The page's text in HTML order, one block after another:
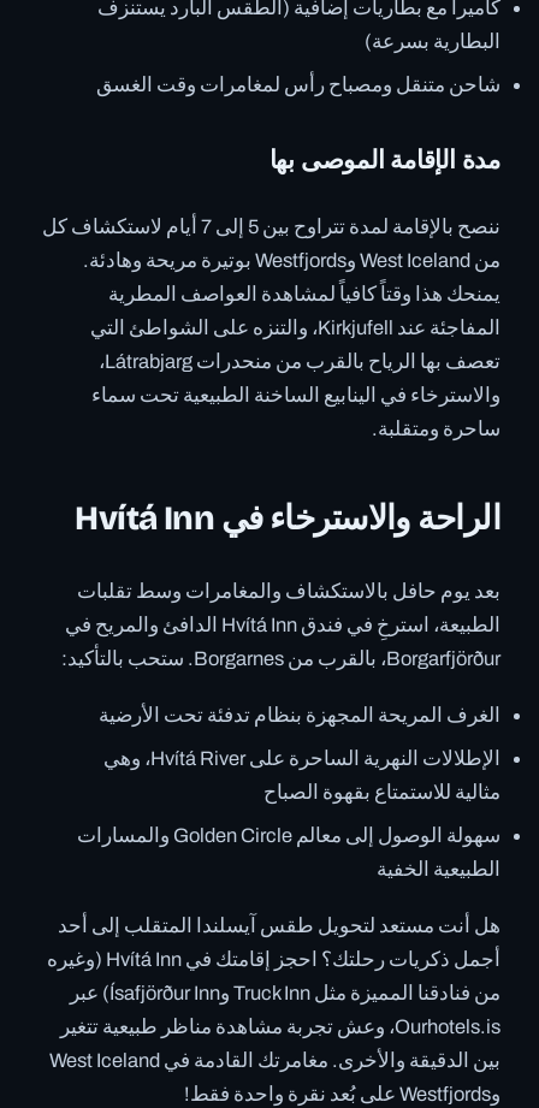
كاميرا مع بطاريات إضافية (الطقس البارد يستنزف
البطارية بسرعة)
شاحن متنقل ومصباح رأس لمغامرات وقت الغسق
مدة الإقامة الموصى بها
ننصح بالإقامة لمدة تتراوح بين 5 إلى 7 أيام لاستكشاف كل
من West Iceland وWestfjords بوتيرة مريحة وهادئة.
يمنحك هذا وقتاً كافياً لمشاهدة العواصف المطرية
المفاجئة عند Kirkjufell، والتنزه على الشواطئ التي
تعصف بها الرياح بالقرب من منحدرات Látrabjarg،
والاسترخاء في الينابيع الساخنة الطبيعية تحت سماء
ساحرة ومتقلبة.
الراحة والاسترخاء في Hvítá Inn
بعد يوم حافل بالاستكشاف والمغامرات وسط تقلبات
الطبيعة، استرخِ في فندق Hvítá Inn الدافئ والمريح في
Borgarfjörður، بالقرب من Borgarnes. ستحب بالتأكيد:
الغرف المريحة المجهزة بنظام تدفئة تحت الأرضية
الإطلالات النهرية الساحرة على Hvítá River، وهي
مثالية للاستمتاع بقهوة الصباح
سهولة الوصول إلى معالم Golden Circle والمسارات
الطبيعية الخفية
هل أنت مستعد لتحويل طقس آيسلندا المتقلب إلى أحد
أجمل ذكريات رحلتك؟ احجز إقامتك في Hvítá Inn (وغيره
من فنادقنا المميزة مثل Truck Inn وÍsafjörður Inn) عبر
Ourhotels.is، وعش تجربة مشاهدة مناظر طبيعية تتغير
بين الدقيقة والأخرى. مغامرتك القادمة في West Iceland
وWestfjords على بُعد نقرة واحدة فقط!